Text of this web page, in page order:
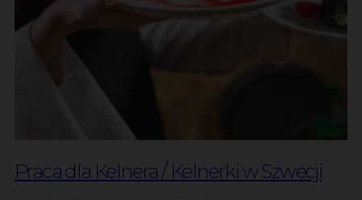
Praca dla Kelnera / Kelnerki w Szwecji